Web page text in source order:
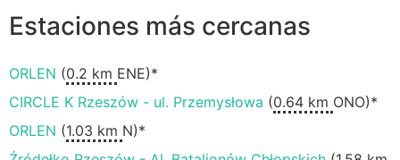
Estaciones más cercanas
ORLEN (0.2 km ENE)*
CIRCLE K Rzeszów - ul. Przemysłowa (0.64 km ONO)*
ORLEN (1.03 km N)*